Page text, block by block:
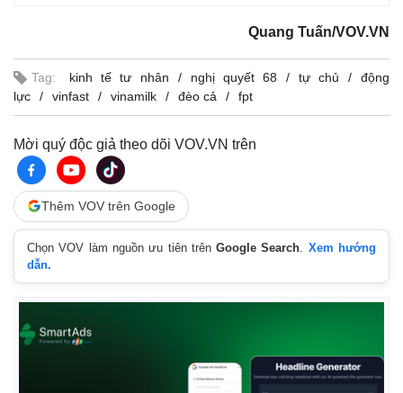
Quang Tuấn/VOV.VN
Tag: kinh tế tư nhân nghị quyết 68 tự chủ
động
lực
vinfast vinamilk đèo cả fpt
Mời quý độc giả theo dõi VOV.VN trên
Thêm VOV trên Google
Chọn VOV làm nguồn ưu tiên trênGoogle Search
Xem hướng
dẫn.